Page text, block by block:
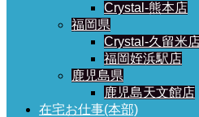
Crystal-熊本店
福岡県
Crystal-久留米
福岡姪浜駅店
鹿児島県
鹿児島天文館店
在宅お仕事(本部)